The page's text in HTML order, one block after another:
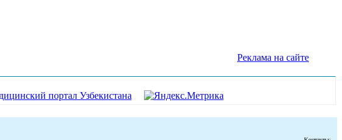
Реклама на сайте